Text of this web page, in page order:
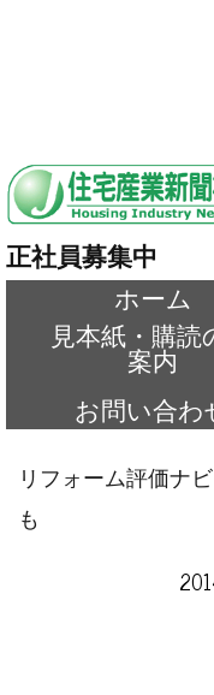
正社員募集中
ホーム
見本紙・購読
案内
お問い合わ
リフォーム評価ナ
も